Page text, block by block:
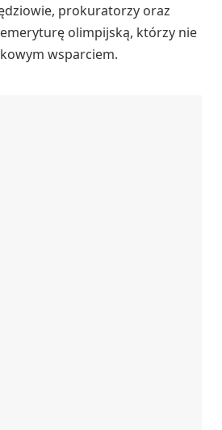
prokuratorzy oraz
olimpijską, którzy nie
wsparciem.